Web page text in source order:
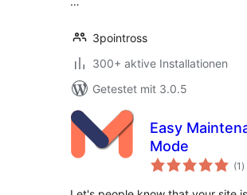
3pointross
300+ aktive Installationen
Getestet mit 3.0.5
Easy
Mode
(1 )